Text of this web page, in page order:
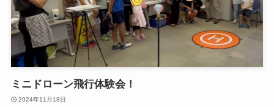
ミニドローン飛行体験会！
2024年11月18日